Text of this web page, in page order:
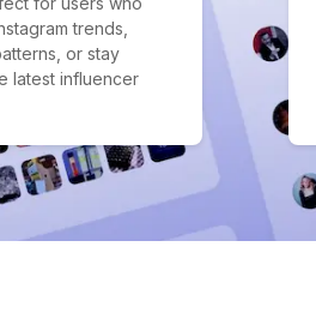
trends,
or stay
latest influencer